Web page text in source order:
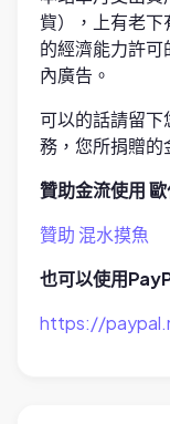
貲），上有老下
的經濟能力許
內廣告。
可以的話請留下
務，您所捐贈的
贊助金流使用
贊助 混水摸魚
也可以使用
https://